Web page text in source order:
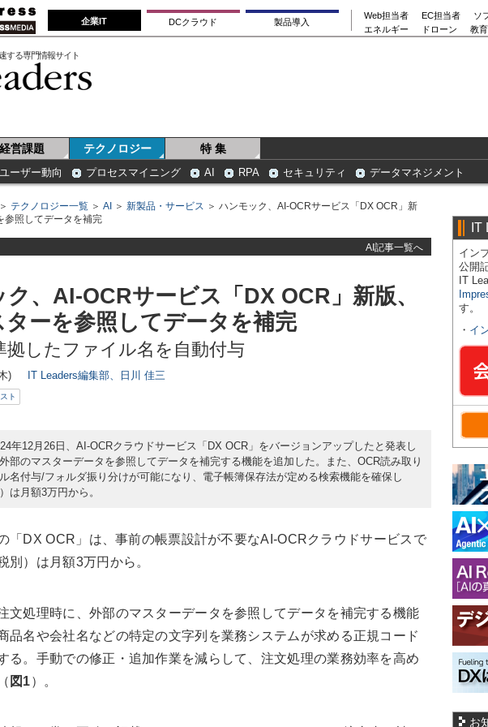
企業IT DCクラウド 製品導入
Web担当者 EC担当者
ソ
エネルギー
ドローン 教
する専門情報サイト
経営課題 テクノロジー 特 集
ユーザー動向 プロセスマイニング AI RPA セキュリティ データマネジメント
テクノロジー一覧 ＞ AI ＞ 新製品・サービス ＞ ハンモック、AI-OCRサービス「DX OCR」新
参照してデータを補完
AI記事一覧へ
、AI-OCRサービス「DX OCR」新版、
ターを参照してデータを補完
拠したファイル名を自動付与
) IT Leaders編集部、日川 佳三
ト
年12月26日、AI-OCRクラウドサービス「DX OCR」をバージョンアップしたと発表し
部のマスターデータを参照してデータを補完する機能を追加した。また、OCR読み取り
名付与/フォルダ振り分けが可能になり、電子帳簿保存法が定める検索機能を確保し
は月額3万円から。
「DX OCR」は、事前の帳票設計が不要なAI-OCRクラウドサービスで
別）は月額3万円から。
文処理時に、外部のマスターデータを参照してデータを補完する機能
品名や会社名などの特定の文字列を業務システムが求める正規コード
る。手動での修正・追加作業を減らして、注文処理の業務効率を高め
図1）。
IT
イン
公開
IT
す。
・ イ
お